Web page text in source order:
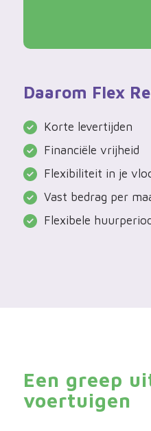
Daarom Flex
Korte levertijden
Financiële vrijheid
Flexibiliteit in je
Vast bedrag per
Flexibele
Een greep
voertuigen